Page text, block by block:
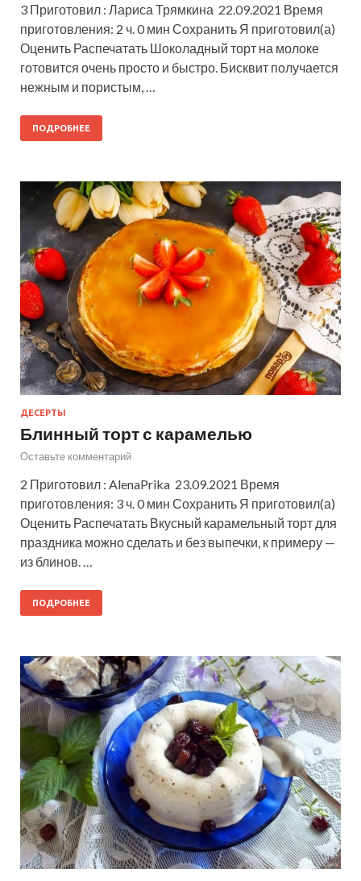
3 Приготовил : Лариса Трямкина 22.09.2021 Время
приготовления: 2 ч. 0 мин Сохранить Я приготовил(а)
Оценить Распечатать Шоколадный торт на молоке
готовится очень просто и быстро. Бисквит получается
нежным и пористым, …
ПОДРОБНЕЕ
ДЕСЕРТЫ
Блинный торт с карамелью
Оставьте комментарий
2 Приготовил : AlenaPrika 23.09.2021 Время
приготовления: 3 ч. 0 мин Сохранить Я приготовил(а)
Оценить Распечатать Вкусный карамельный торт для
праздника можно сделать и без выпечки, к примеру —
из блинов. …
ПОДРОБНЕЕ